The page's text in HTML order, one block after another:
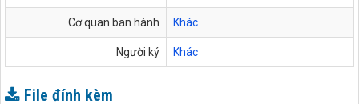
Cơ quan ban hành Khác
Người ký Khác
File đính kèm